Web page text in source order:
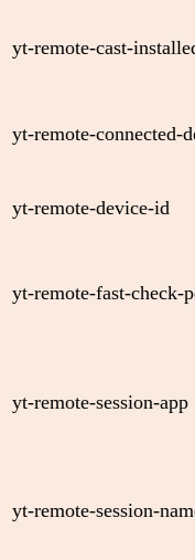
yt-remote-cast-
yt-remote-connected-
yt-remote-device-id
yt-remote-fast-check-
yt-remote-session-app
yt-remote-session-